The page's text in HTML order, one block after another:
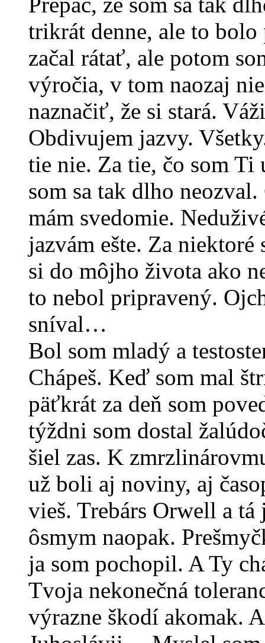
trikrát denne, ale to
začal rátať, ale potom
výročia, v tom naozaj
naznačiť, že si stará.
Obdivujem jazvy.
tie nie. Za tie, čo som Ti
som sa tak dlho
mám svedomie.
jazvám ešte. Za
si do môjho života ako
to nebol pripravený.
sníval…
Bol som mladý a
Chápeš. Keď som mal
päťkrát za deň som
týždni som dostal
šiel zas. K
už boli aj noviny, aj
vieš. Trebárs Orwell a
ôsmym naopak.
ja som pochopil. A Ty
Tvoja nekonečná
výrazne škodí akomak.